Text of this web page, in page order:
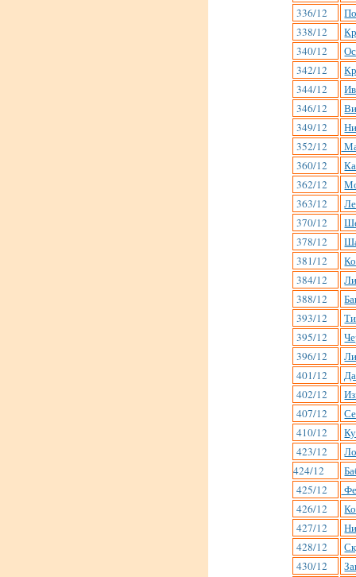
336/12
338/12
340/12
342/12
344/12
346/12
349/12
352/12
360/12
362/12
363/12
370/12
378/12
381/12
384/12
388/12
393/12
395/12
396/12
401/12
402/12
407/12
410/12
423/12
424/12
425/12
426/12
427/12
428/12
430/12